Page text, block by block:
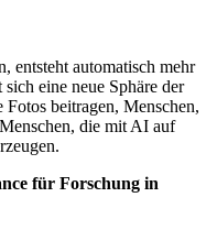
entsteht automatisch mehr
eine neue Sphäre der
beitragen, Menschen,
die mit AI auf
für Forschung in